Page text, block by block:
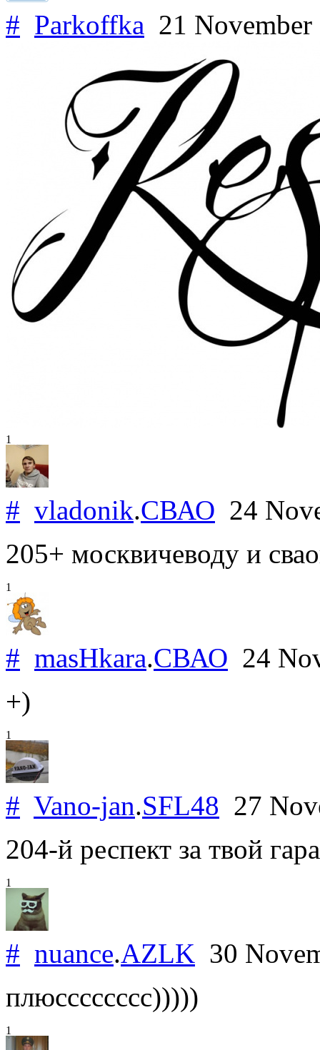
# Parkoffka 21
1
# vladonik.СВАО 24
205+ москвичеводу и
1
# masHkara.СВАО 24
+)
1
# Vano-jan.SFL48 27
204-й респект за твой
1
# nuance.AZLK 30
плюсссссссс)))))
1